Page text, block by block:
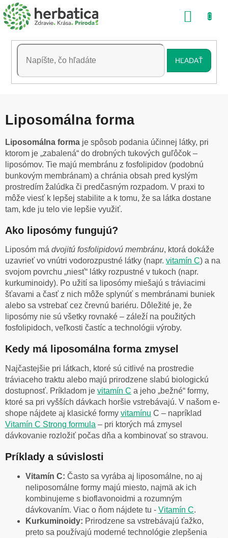
Prejsť
na
obsah
HĽADAŤ
Liposomálna forma
Liposomálna forma je spôsob podania účinnej látky, pri
ktorom je „zabalená“ do drobných tukových guľôčok –
liposómov. Tie majú membránu z fosfolipidov (podobnú
bunkovým membránam) a chránia obsah pred kyslým
prostredím žalúdka či predčasným rozpadom. V praxi to
môže viesť k lepšej stabilite a k tomu, že sa látka dostane
tam, kde ju telo vie lepšie využiť.
Ako liposómy fungujú?
Liposóm má dvojitú fosfolipidovú membránu, ktorá dokáže
uzavrieť vo vnútri vodorozpustné látky (napr. vitamín C) a na
svojom povrchu „niesť“ látky rozpustné v tukoch (napr.
kurkuminoidy). Po užití sa liposómy miešajú s tráviacimi
šťavami a časť z nich môže splynúť s membránami buniek
alebo sa vstrebať cez črevnú bariéru. Dôležité je, že
liposómy nie sú všetky rovnaké – záleží na použitých
fosfolipidoch, veľkosti častíc a technológii výroby.
Kedy má liposomálna forma zmysel
Najčastejšie pri látkach, ktoré sú citlivé na prostredie
tráviaceho traktu alebo majú prirodzene slabú biologickú
dostupnosť. Príkladom je vitamín C a jeho „bežné“ formy,
ktoré sa pri vyšších dávkach horšie vstrebávajú. V našom e-
shope nájdete aj klasické formy vitamínu C – napríklad
Vitamín C Strong formula – pri ktorých má zmysel
dávkovanie rozložiť počas dňa a kombinovať so stravou.
Príklady a súvislosti
Vitamín C: Často sa vyrába aj liposomálne, no aj
neliposomálne formy majú miesto, najmä ak ich
kombinujeme s bioflavonoidmi a rozumným
dávkovaním. Viac o ňom nájdete tu - Vitamín C.
Kurkuminoidy: Prirodzene sa vstrebávajú ťažko,
preto sa používajú moderné technológie zlepšenia